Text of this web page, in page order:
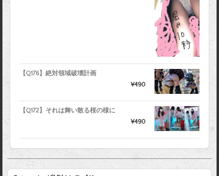
【Q176】絶対領域破壊計画
¥490
【Q172】それは舞い散る桜の様に
¥490